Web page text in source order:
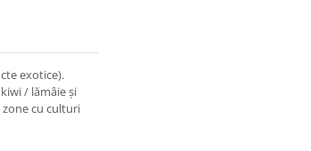
exotice).
/ lămâie și
zone cu culturi